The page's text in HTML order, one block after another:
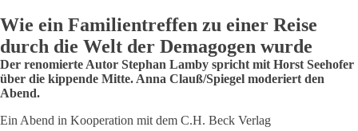
Wie ein Familientreffen zu einer Reise
durch die Welt der Demagogen wurde
Der renomierte Autor Stephan Lamby spricht mit Horst Seehofer
über die kippende Mitte. Anna Clauß/Spiegel moderiert den
Abend.
Ein Abend in Kooperation mit dem C.H. Beck Verlag